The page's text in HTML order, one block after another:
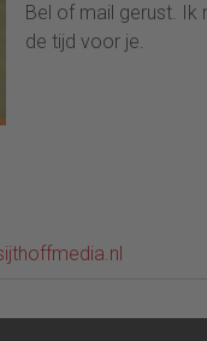
Bel of mail gerust. Ik
de tijd voor je.